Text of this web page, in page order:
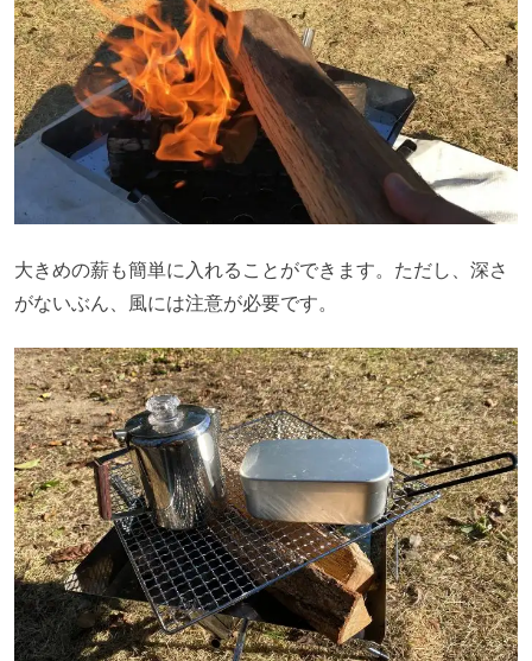
大きめの薪も簡単に入れることができます。ただし、深さ
がないぶん、風には注意が必要です。